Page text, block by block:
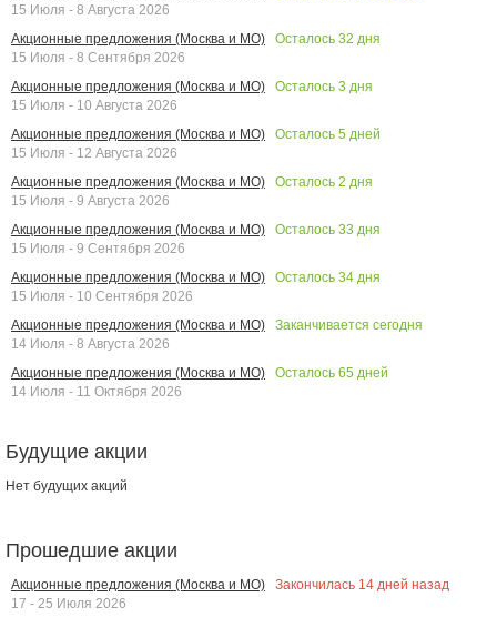
15 Июля - 8 Августа 2026
Акционные предложения (Москва и МО)
Осталось 32 дня
15 Июля - 8 Сентября 2026
Акционные предложения (Москва и МО)
Осталось 3 дня
15 Июля - 10 Августа 2026
Акционные предложения (Москва и МО)
Осталось 5 дней
15 Июля - 12 Августа 2026
Акционные предложения (Москва и МО)
Осталось 2 дня
15 Июля - 9 Августа 2026
Акционные предложения (Москва и МО)
Осталось 33 дня
15 Июля - 9 Сентября 2026
Акционные предложения (Москва и МО)
Осталось 34 дня
15 Июля - 10 Сентября 2026
Акционные предложения (Москва и МО)
Заканчивается сегодня
14 Июля - 8 Августа 2026
Акционные предложения (Москва и МО)
Осталось 65 дней
14 Июля - 11 Октября 2026
Будущие акции
Нет будущих акций
Прошедшие акции
Акционные предложения (Москва и МО) Закончилась 14 дней назад
17 - 25 Июля 2026